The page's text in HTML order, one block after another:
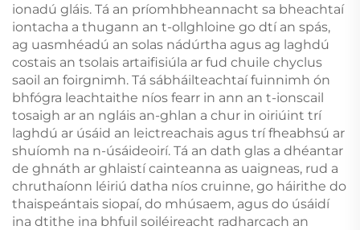
ionadú gláis. Tá an príomhbheannacht sa bheachtaí
iontacha a thugann an t-ollghloine go dtí an spás,
ag uasmhéadú an solas nádúrtha agus ag laghdú
costais an tsolais artaifisiúla ar fud chuile chyclus
saoil an foirgnimh. Tá sábháilteachtaí fuinnimh ón
bhfógra leachtaithe níos fearr in ann an t-ionscail
tosaigh ar an ngláis an-ghlan a chur in oiriúint trí
laghdú ar úsáid an leictreachais agus trí fheabhsú ar
shuíomh na n-úsáideoirí. Tá an dath glas a dhéantar
de ghnáth ar ghlaistí cainteanna as uaigneas, rud a
chruthaíonn léiriú datha níos cruinne, go háirithe do
thaispeántais siopaí, do mhúsaem, agus do úsáidí
ina dtithe ina bhfuil soiléireacht radharcach an